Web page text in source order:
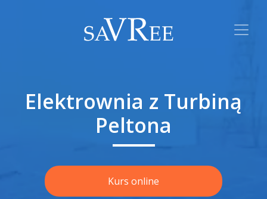
Elektrownia z Turbiną
Peltona
Kurs online